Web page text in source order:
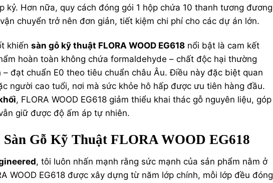
kỷ. Hơn nữa, quy cách đóng gói 1 hộp chứa 10 thanh tương đương
chuyển trở nên đơn giản, tiết kiệm chi phí cho các dự án lớn.
khiến sàn gỗ kỹ thuật FLORA WOOD EG618 nổi bật là cam kết
hoàn toàn không chứa formaldehyde – chất độc hại thường
đạt chuẩn E0 theo tiêu chuẩn châu Âu. Điều này đặc biệt quan
người cao tuổi, nơi mà sức khỏe hô hấp được ưu tiên hàng đầu.
, FLORA WOOD EG618 giảm thiểu khai thác gỗ nguyên liệu, góp
giữ được độ ấm áp tự nhiên.
Gỗ Kỹ Thuật FLORA WOOD EG618
, tôi luôn nhấn mạnh rằng sức mạnh của sản phẩm nằm ở
WOOD EG618 được xây dựng từ năm lớp chính, mỗi lớp đều đóng